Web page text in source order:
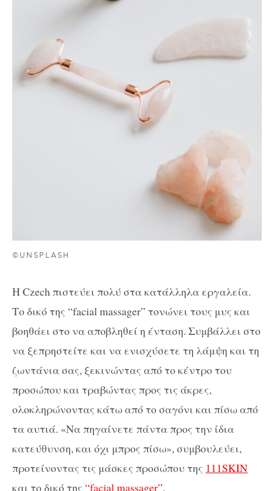
©UNSPLASH
Η Czech πιστεύει πολύ στα κατάλληλα εργαλεία.
Το δικό της “facial massager” τονώνει τους μυς και
βοηθάει στο να αποβληθεί η ένταση. Συμβάλλει στο
να ξεπρηστείτε και να ενισχύσετε τη λάμψη και τη
ζωντάνια σας, ξεκινώντας από το κέντρο του
προσώπου και τραβώντας προς τις άκρες,
ολοκληρώνοντας κάτω από το σαγόνι και πίσω από
τα αυτιά. «Να πηγαίνετε πάντα προς την ίδια
κατεύθυνση, και όχι μπρος πίσω», συμβουλεύει,
προτείνοντας τις μάσκες προσώπου της 111SKIN
και το δικό της “facial massager”.